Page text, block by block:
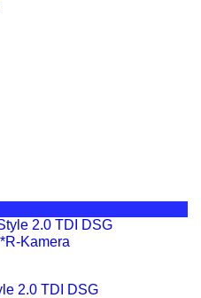
2.0 TDI DSG